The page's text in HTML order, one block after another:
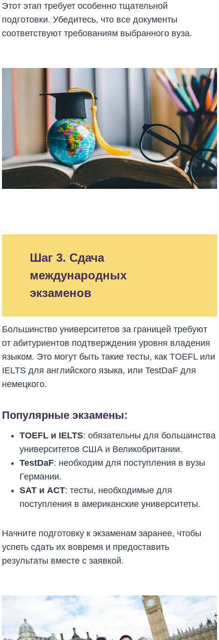
Этот этап требует особенно тщательной
подготовки. Убедитесь, что все документы
соответствуют требованиям выбранного вуза.
Шаг 3. Сдача
международных
экзаменов
Большинство университетов за границей требуют
от абитуриентов подтверждения уровня владения
языком. Это могут быть такие тесты, как TOEFL или
IELTS для английского языка, или TestDaF для
немецкого.
Популярные экзамены:
TOEFL и IELTS: обязательны для большинства
университетов США и Великобритании.
TestDaF: необходим для поступления в вузы
Германии.
SAT и ACT: тесты, необходимые для
поступления в американские университеты.
Начните подготовку к экзаменам заранее, чтобы
успеть сдать их вовремя и предоставить
результаты вместе с заявкой.